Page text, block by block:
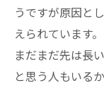
うですが原因と
えられています。
まだまだ先は長
と思う人もいる